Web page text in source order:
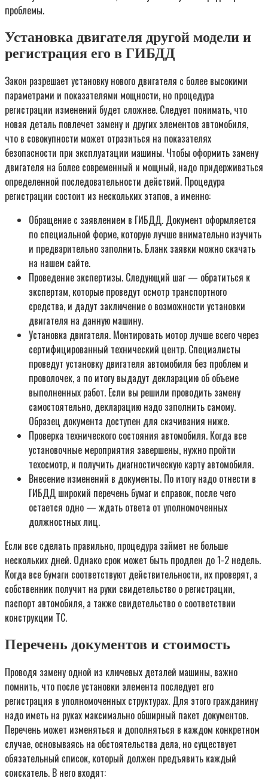
проблемы.
Установка двигателя другой модели и
регистрация его в ГИБДД
Закон разрешает установку нового двигателя с более высокими
параметрами и показателями мощности, но процедура
регистрации изменений будет сложнее. Следует понимать, что
новая деталь повлечет замену и других элементов автомобиля,
что в совокупности может отразиться на показателях
безопасности при эксплуатации машины. Чтобы оформить замену
двигателя на более современный и мощный, надо придерживаться
определенной последовательности действий. Процедура
регистрации состоит из нескольких этапов, а именно:
Обращение с заявлением в ГИБДД. Документ оформляется
по специальной форме, которую лучше внимательно изучить
и предварительно заполнить. Бланк заявки можно скачать
на нашем сайте.
Проведение экспертизы. Следующий шаг — обратиться к
экспертам, которые проведут осмотр транспортного
средства, и дадут заключение о возможности установки
двигателя на данную машину.
Установка двигателя. Монтировать мотор лучше всего через
сертифицированный технический центр. Специалисты
проведут установку двигателя автомобиля без проблем и
проволочек, а по итогу выдадут декларацию об объеме
выполненных работ. Если вы решили проводить замену
самостоятельно, декларацию надо заполнить самому.
Образец документа доступен для скачивания ниже.
Проверка технического состояния автомобиля. Когда все
установочные мероприятия завершены, нужно пройти
техосмотр, и получить диагностическую карту автомобиля.
Внесение изменений в документы. По итогу надо отнести в
ГИБДД широкий перечень бумаг и справок, после чего
остается одно — ждать ответа от уполномоченных
должностных лиц.
Если все сделать правильно, процедура займет не больше
нескольких дней. Однако срок может быть продлен до 1-2 недель.
Когда все бумаги соответствуют действительности, их проверят, а
собственник получит на руки свидетельство о регистрации,
паспорт автомобиля, а также свидетельство о соответствии
конструкции ТС.
Перечень документов и стоимость
Проводя замену одной из ключевых деталей машины, важно
помнить, что после установки элемента последует его
регистрация в уполномоченных структурах. Для этого гражданину
надо иметь на руках максимально обширный пакет документов.
Перечень может изменяться и дополняться в каждом конкретном
случае, основываясь на обстоятельства дела, но существует
обязательный список, который должен предъявить каждый
соискатель. В него входят: